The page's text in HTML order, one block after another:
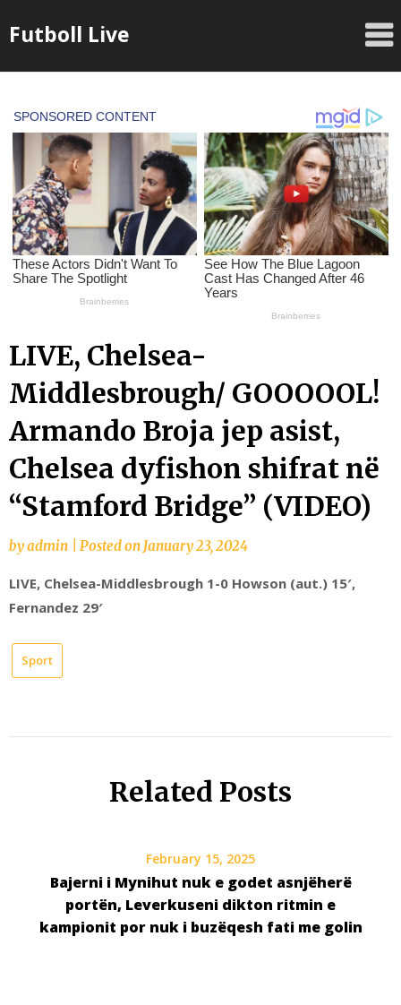
toFutboll Live
LIVE, Chelsea-
Middlesbrough/ GOOOOOL!
Armando Broja jep asist,
Chelsea dyfishon shifrat në
“Stamford Bridge” (VIDEO)
byadmin Posted onJanuary 23, 2024
LIVE, Chelsea-Middlesbrough 1-0 Howson (aut.) 15′,
Fernandez 29′
Sport
Related Posts
February 15, 2025
Bajerni i Mynihut nuk e godet asnjëherë
portën, Leverkuseni dikton ritmin e
kampionit por nuk i buzëqesh fati me golin